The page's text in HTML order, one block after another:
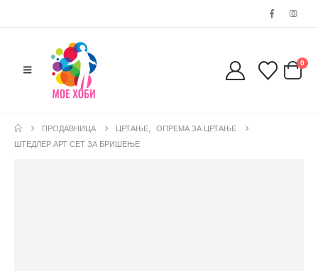
0
ПРОДАВНИЦА ЦРТАЊЕ
ОПРЕМА ЗА ЦРТАЊЕ
ШТЕДЛЕР АРТ СЕТ ЗА БРИШЕЊЕ